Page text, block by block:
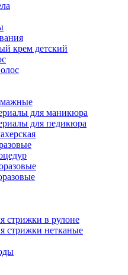
крем детский
для маникюра
для педикюра
стрижки в рулоне
стрижки нетканые